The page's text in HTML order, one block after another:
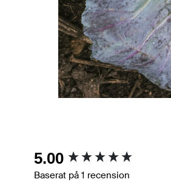
5.00
Baserat på 1 recension
New content loaded